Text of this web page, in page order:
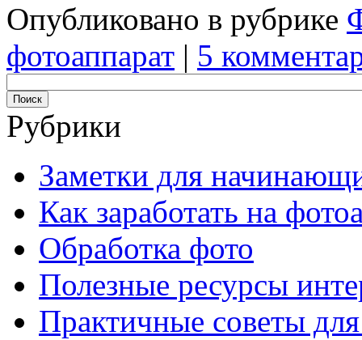
Опубликовано в рубрике
фотоаппарат | 5
Рубрики
Заметки для
Как заработать на
Обработка фото
Полезные ресурсы
Практичные советы